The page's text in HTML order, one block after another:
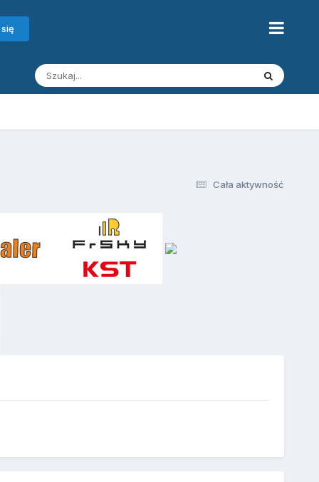
Cała aktywność